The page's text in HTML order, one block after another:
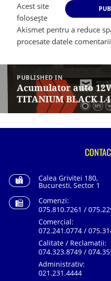
Acest site
folosește
Akismet pentru a reduce
procesate datele
Navigare
articole
PUBLISHED IN
Acumulator auto
TITANIUM BLACK
Calea Grivitei 180,
Bucuresti, Sector 1
Comenzi:
075.810.7261 /
Comercial:
072.241.0774 /
Calitate / Reclamatii:
074.323.8749 /
Administrativ:
021.231.4444